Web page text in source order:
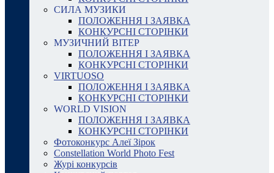
СИЛА МУЗИКИ
ПОЛОЖЕННЯ І ЗАЯВКА
КОНКУРСНІ СТОРІНКИ
МУЗИЧНИЙ ВІТЕР
ПОЛОЖЕННЯ І ЗАЯВКА
КОНКУРСНІ СТОРІНКИ
VIRTUOSO
ПОЛОЖЕННЯ І ЗАЯВКА
КОНКУРСНІ СТОРІНКИ
WORLD VISION
ПОЛОЖЕННЯ І ЗАЯВКА
КОНКУРСНІ СТОРІНКИ
Фотоконкурс Алеї Зірок
Constellation World Photo Fest
Журі конкурсів